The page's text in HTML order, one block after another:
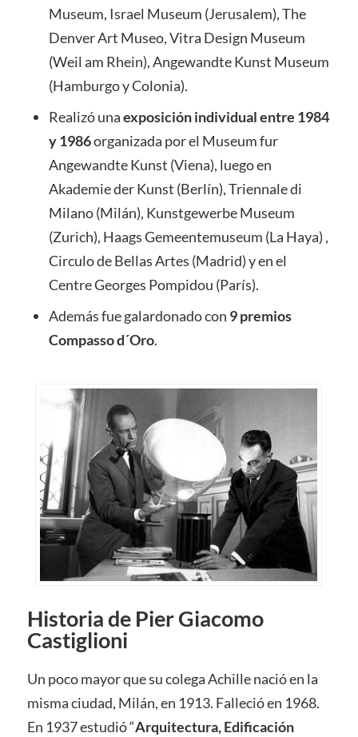
Museum, Israel Museum (Jerusalem), The
Denver Art Museo, Vitra Design Museum
(Weil am Rhein), Angewandte Kunst Museum
(Hamburgo y Colonia).
Realizó unaexposición individual entre 1984
y 1986organizada por el Museum fur
Angewandte Kunst (Viena), luego en
Akademie der Kunst (Berlín), Triennale di
Milano (Milán), Kunstgewerbe Museum
(Zurich), Haags Gemeentemuseum (La Haya) ,
Circulo de Bellas Artes (Madrid) y en el
Centre Georges Pompidou (París).
Además fue galardonado con 9 premios
Compasso d´Oro.
Historia de Pier Giacomo
Castiglioni
Un poco mayor que su colega Achille nació en la
misma ciudad, Milán, en 1913. Falleció en 1968.
En 1937 estudió “Arquitectura, Edificación